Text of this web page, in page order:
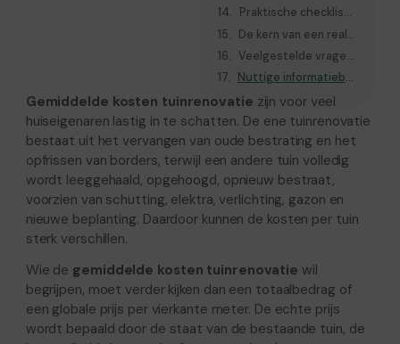
Praktische checklist voor een realistische kosteninschatting
De kern van een realistische kosteninschatting voor tuinrenovatie
Veelgestelde vragen over gemiddelde kosten tuinrenovatie
Nuttige informatiebronnen
Gemiddelde kosten tuinrenovatie zijn voor veel
huiseigenaren lastig in te schatten. De ene tuinrenovatie
bestaat uit het vervangen van oude bestrating en het
opfrissen van borders, terwijl een andere tuin volledig
wordt leeggehaald, opgehoogd, opnieuw bestraat,
voorzien van schutting, elektra, verlichting, gazon en
nieuwe beplanting. Daardoor kunnen de kosten per tuin
sterk verschillen.
Wie de gemiddelde kosten tuinrenovatie wil
begrijpen, moet verder kijken dan een totaalbedrag of
een globale prijs per vierkante meter. De echte prijs
wordt bepaald door de staat van de bestaande tuin, de